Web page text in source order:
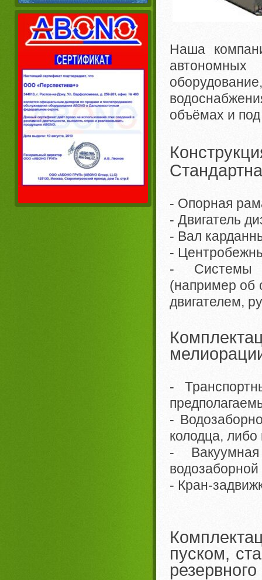
Наша
объёмах и
- Опорная
- Двигатель
- Вал
-
- Системы
(например об
двигателем,
-
-
колодца,
-
- Кран-
пуском,